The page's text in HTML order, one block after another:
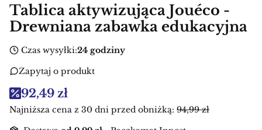
Tablica aktywizująca Jouéco -
Drewniana zabawka edukacyjna
Czas wysyłki:24 godziny
Zapytaj o produkt
92,49 zł
Najniższa cena z 30 dni przed obniżką: 94,99 zł